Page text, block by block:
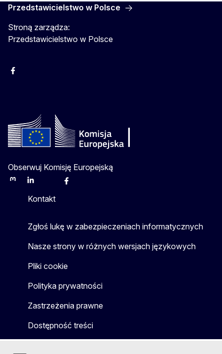
Przedstawicielstwo w Polsce
Stroną zarządza:
Przedstawicielstwo w Polsce
Facebook
Obserwuj Komisję Europejską
MastodonLinkedInBlueskyFacebook
Kontakt
Zgłoś lukę w zabezpieczeniach informatycznych
Nasze strony w różnych wersjach językowych
Pliki cookie
Polityka prywatności
Zastrzeżenia prawne
Dostępność treści